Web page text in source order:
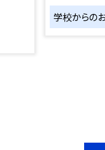
学校からの